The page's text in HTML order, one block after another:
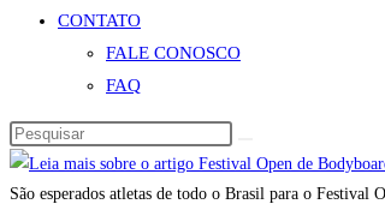
CONTATO
FALE CONOSCO
FAQ
Pesquisar
neste
site
São esperados atletas de todo o Brasil para o Festival